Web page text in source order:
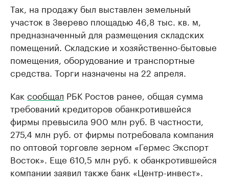
Так, на продажу был выставлен земельный
участок в Зверево площадью 46,8 тыс. кв. м,
предназначенный для размещения складских
помещений. Складские и хозяйственно-бытовые
помещения, оборудование и транспортные
средства. Торги назначены на 22 апреля.
Как сообщал РБК Ростов ранее, общая сумма
требований кредиторов обанкротившейся
фирмы превысила 900 млн руб. В частности,
275,4 млн руб. от фирмы потребовала компания
по оптовой торговле зерном «Гермес Экспорт
Восток». Еще 610,5 млн руб. к обанкротившейся
компании заявил также банк «Центр-инвест».